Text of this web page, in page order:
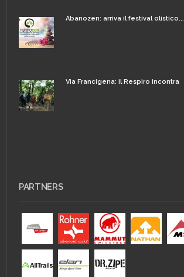
Abanozen: arriva il festival olistico...
Via Francigena: il Respiro incontra
PARTNERS